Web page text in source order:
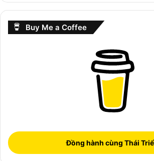
Buy Me a Coffee
Đồng hành cùng Thái